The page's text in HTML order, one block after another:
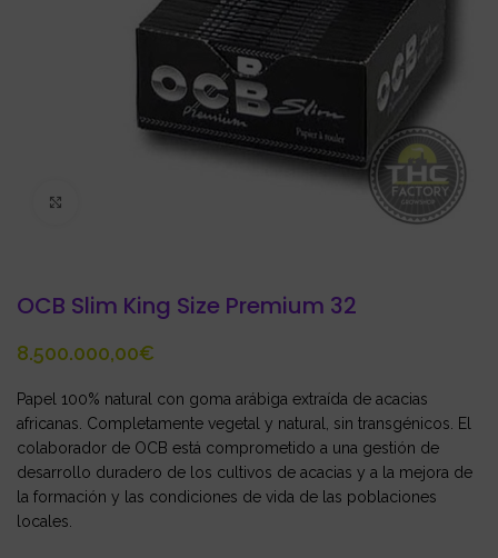
OCB Slim King Size Premium 32
€
Papel 100% natural con goma arábiga extraída de acacias
africanas. Completamente vegetal y natural, sin transgénicos. El
colaborador de OCB está comprometido a una gestión de
desarrollo duradero de los cultivos de acacias y a la mejora de
la formación y las condiciones de vida de las poblaciones
locales.